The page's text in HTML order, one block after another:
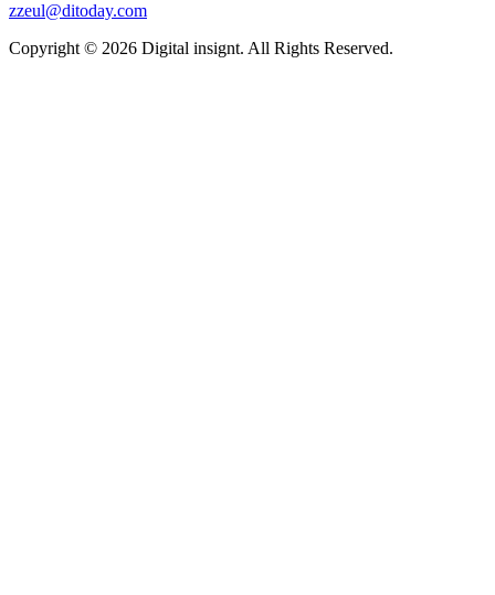
zzeul@ditoday.com
Copyright © 2026 Digital insignt. All Rights Reserved.